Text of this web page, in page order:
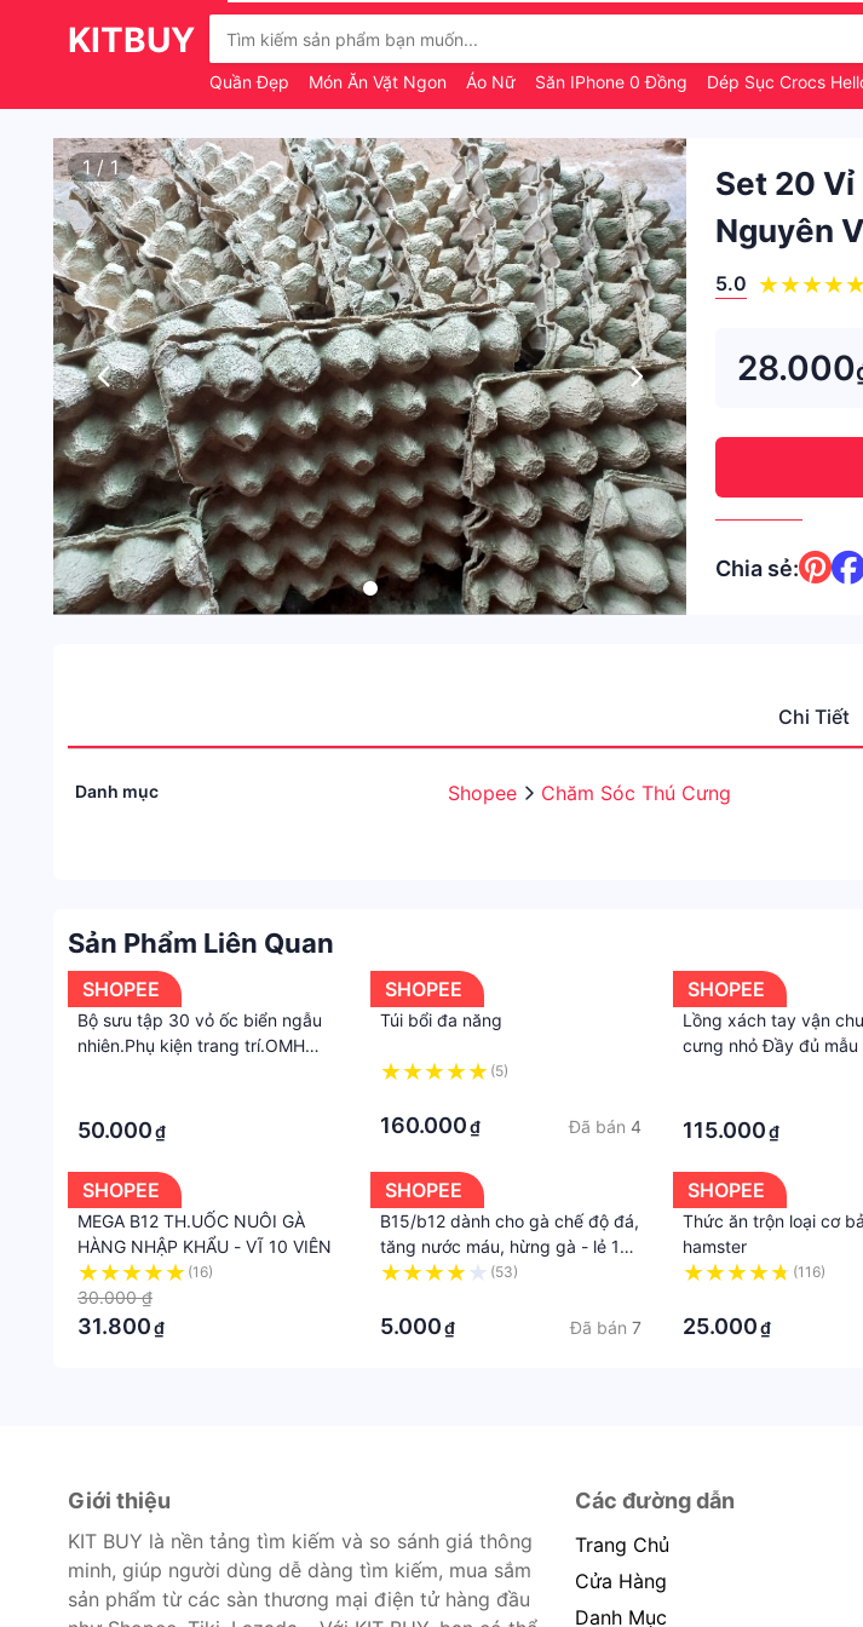
KITBUY
Quần Đẹp Món Ăn Vặt Ngon Áo Nữ Săn IPhone 0 Đồng Dép Sục Crocs
1 / 1
Set 20 Vỉ
Nguyên
5.0
28.000
Chia sẻ:
Chi Tiết
Danh mục Shopee Chăm Sóc Thú Cưng
Sản Phẩm Liên Quan
SHOPEE
Bộ sưu tập 30 vỏ ốc biển ngẫu
nhiên.Phụ kiện trang trí.OMH
50.000₫
SHOPEE
Túi bổi đa năng
(5)
160.000₫ Đã bán 4
SHOPEE
Lồng xách tay vận
cưng nhỏ Đầy đủ mẫu
115.000₫
SHOPEE
MEGA B12 TH.UỐC NUÔI GÀ
HÀNG NHẬP KHẨU - VĨ 10 VIÊN
(16)
30.000 ₫
31.800₫
SHOPEE
B15/b12 dành cho gà chế độ đá,
tăng nước máu, hừng gà - lẻ 1
viên.
(53)
5.000₫ Đã bán 7
SHOPEE
Thức ăn trộn loại cơ
hamster
(116)
25.000₫
Giới thiệu
KIT BUY là nền tảng tìm kiếm và so sánh giá thông
minh, giúp người dùng dễ dàng tìm kiếm, mua sắm
sản phẩm từ các sàn thương mại điện tử hàng đầu
Các đường dẫn
Trang Chủ
Cửa Hàng
Danh Mục